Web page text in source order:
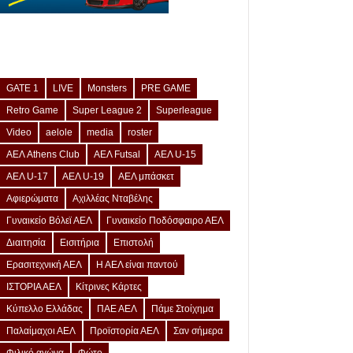
GATE 1 LIVE Monsters
PRE GAME
Retro Game
Super League 2
Superleague
Video
aelole media
roster
ΑΕΛ Athens Club
ΑΕΛ Futsal
ΑΕΛ U-15
ΑΕΛ U-17
ΑΕΛ U-19
ΑΕΛ μπάσκετ
Αφιερώματα
Αχιλλέας Νταβέλης
Γυναικείο Βόλεϊ ΑΕΛ
Γυναικείο Ποδόσφαιρο ΑΕΛ
Διαιτησία
Εισιτήρια
Επιστολή
Ερασιτεχνική ΑΕΛ
Η ΑΕΛ είναι παντού
ΙΣΤΟΡΙΑ ΑΕΛ
Κίτρινες Κάρτες
Κύπελλο Ελλάδας
ΠΑΕ ΑΕΛ
Πάμε Στοίχημα
Παλαίμαχοι ΑΕΛ
Προϊστορία ΑΕΛ
Σαν σήμερα